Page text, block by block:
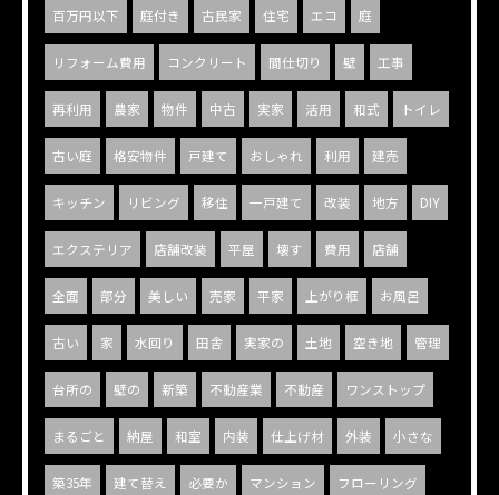
百万円以下 庭付き 古民家 住宅 エコ 庭
リフォーム費用 コンクリート 間仕切り 壁 工事
再利用 農家 物件 中古 実家 活用 和式 トイレ
古い庭 格安物件 戸建て おしゃれ 利用 建売
キッチン リビング 移住 一戸建て 改装 地方 DIY
エクステリア 店舗改装 平屋 壊す 費用 店舗
全面 部分 美しい 売家 平家 上がり框 お風呂
古い 家 水回り 田舎 実家の 土地 空き地 管理
台所の 壁の 新築 不動産業 不動産 ワンストップ
まるごと 納屋 和室 内装 仕上げ材 外装 小さな
築35年 建て替え 必要か マンション フローリング